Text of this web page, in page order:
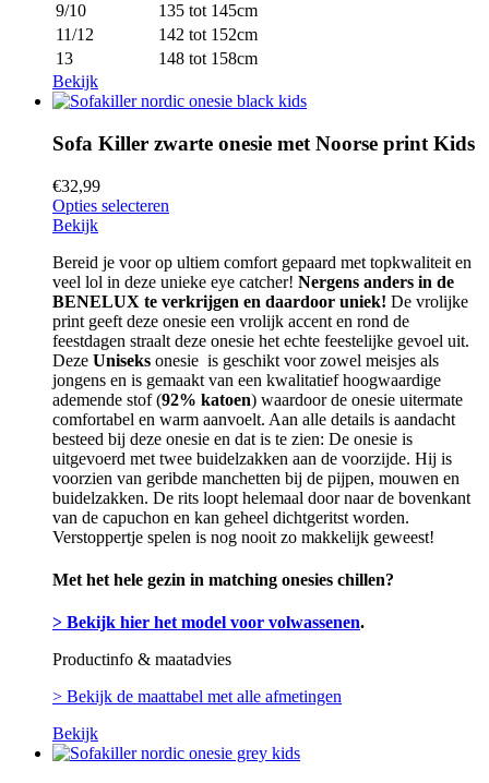
9/10
135 tot 145cm
11/12
142 tot 152cm
13
148 tot 158cm
Bekijk
Sofa Killer zwarte onesie met Noorse print Kids
€32,99
Opties selecteren
Bekijk
Bereid je voor op ultiem comfort gepaard met topkwaliteit en
veel lol in deze unieke eye catcher! Nergens anders in de
BENELUX te verkrijgen en daardoor uniek! De vrolijke
print geeft deze onesie een vrolijk accent en rond de
feestdagen straalt deze onesie het echte feestelijke gevoel uit.
Deze Uniseks onesie is geschikt voor zowel meisjes als
jongens en is gemaakt van een kwalitatief hoogwaardige
ademende stof (92% katoen) waardoor de onesie uitermate
comfortabel en warm aanvoelt. Aan alle details is aandacht
besteed bij deze onesie en dat is te zien: De onesie is
uitgevoerd met twee buidelzakken aan de voorzijde. Hij is
voorzien van geribde manchetten bij de pijpen, mouwen en
buidelzakken. De rits loopt helemaal door naar de bovenkant
van de capuchon en kan geheel dichtgeritst worden.
Verstoppertje spelen is nog nooit zo makkelijk geweest!
Met het hele gezin in matching onesies chillen?
> Bekijk hier het model voor volwassenen.
Productinfo & maatadvies
> Bekijk de maattabel met alle afmetingen
Bekijk